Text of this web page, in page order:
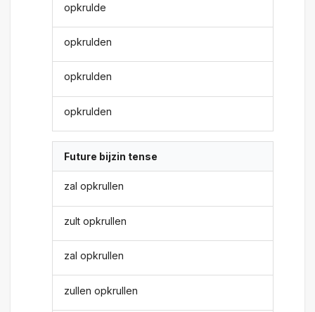
opkrulde
opkrulden
opkrulden
opkrulden
Future bijzin tense
zal opkrullen
zult opkrullen
zal opkrullen
zullen opkrullen